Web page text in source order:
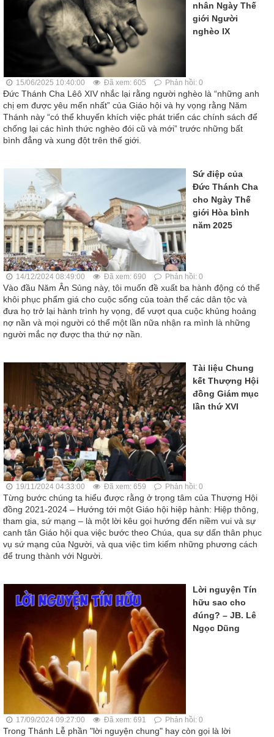
nhân Ngày Thế
giới Người
nghèo IX
15/06/2025 10:40:00 Đã xem: 605 Phản hồi: 0
Đức Thánh Cha Lêô XIV nhắc lại rằng người nghèo là “những anh
chị em được yêu mến nhất” của Giáo hội và hy vọng rằng Năm
Thánh này “có thể khuyến khích việc phát triển các chính sách để
chống lại các hình thức nghèo đói cũ và mới” trước những bất
bình đẳng và xung đột trên thế giới.
Sứ điệp của
Đức Thánh Cha
cho Ngày Thế
giới Hòa bình
năm 2025
14/12/2024 08:49:00 Đã xem: 690 Phản hồi: 0
Vào đầu Năm Ân Sủng này, tôi muốn đề xuất ba hành động có thể
khôi phục phẩm giá cho cuộc sống của toàn thể các dân tộc và
đưa họ trở lại hành trình hy vọng, để vượt qua cuộc khủng hoảng
nợ nần và mọi người có thể một lần nữa nhận ra mình là những
người mắc nợ được tha thứ nợ nần.
Tài liệu Chung
kết Thượng Hội
đồng Giám mục
lần thứ XVI
19/11/2024 04:33:00 Đã xem: 659 Phản hồi: 0
Từng bước chúng ta hiểu được rằng ở trọng tâm của Thượng Hội
đồng 2021-2024 – Hướng tới một Giáo hội hiệp hành: Hiệp thông,
tham gia, sứ mạng – là một lời kêu gọi hướng đến niềm vui và sự
canh tân Giáo hội qua việc bước theo Chúa, qua sự dấn thân phục
vụ sứ mạng của Người, và qua việc tìm kiếm những phương cách
để trung thành với Người.
Lời nguyện Tín
hữu sao cho
đúng? – JB. Lê
Ngọc Dũng
17/09/2024 09:27:00 Đã xem: 691 Phản hồi: 0
Trong Thánh Lễ phần "lời nguyện chung" hay còn gọi là lời